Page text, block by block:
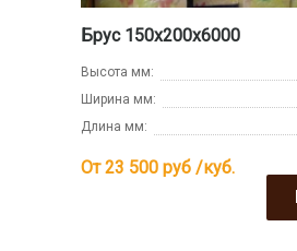
Брус 150х200х6000
Высота мм:
Ширина мм:
Длина мм:
От 23 500 руб /куб.